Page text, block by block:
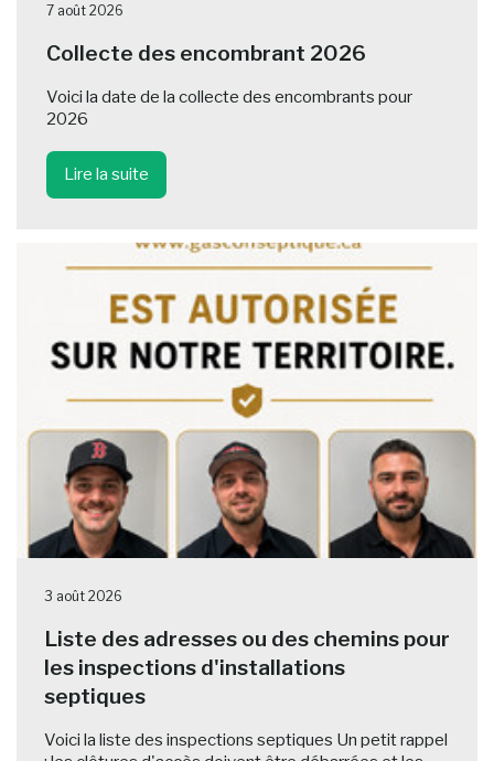
7 août 2026
Collecte des encombrant 2026
Voici la date de la collecte des encombrants pour
2026
Lire la suite
3 août 2026
Liste des adresses ou des chemins pour
les inspections d'installations
septiques
Voici la liste des inspections septiques Un petit rappel